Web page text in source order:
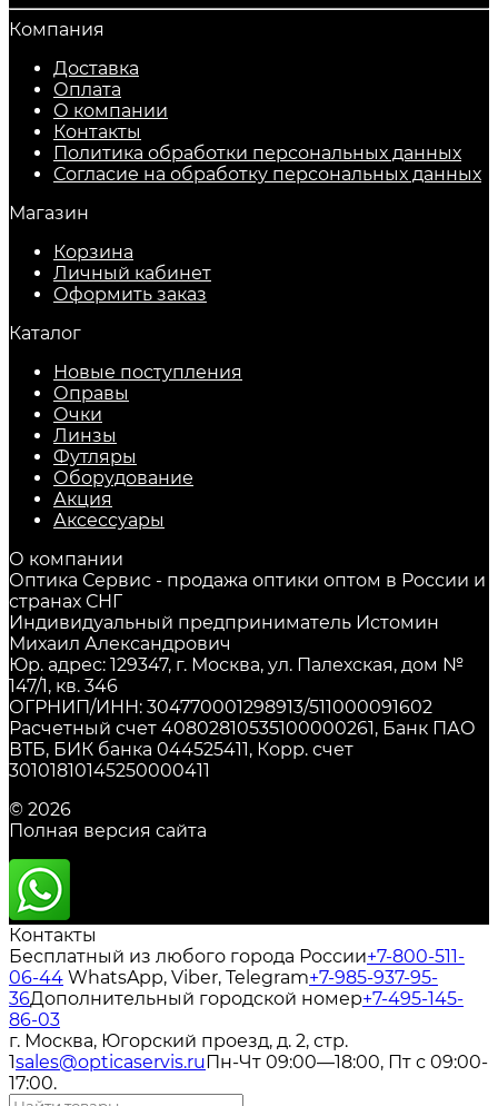
Компания
Доставка
Оплата
О компании
Контакты
Политика обработки персональных данных
Согласие на обработку персональных данных
Магазин
Корзина
Личный кабинет
Оформить заказ
Каталог
Новые поступления
Оправы
Очки
Линзы
Футляры
Оборудование
Акция
Аксессуары
О компании
Оптика Сервис - продажа оптики оптом в России и
странах СНГ
Индивидуальный предприниматель Истомин
Михаил Александрович
Юр. адрес: 129347, г. Москва, ул. Палехская, дом №
147/1, кв. 346
ОГРНИП/ИНН: 304770001298913/511000091602
Расчетный счет 40802810535100000261, Банк ПАО
ВТБ, БИК банка 044525411, Корр. счет
30101810145250000411
© 2026
Полная версия сайта
Контакты
Бесплатный из любого города России+7-800-511-
06-44 WhatsApp, Viber, Telegram+7-985-937-95-
36Дополнительный городской номер+7-495-145-
86-03
г. Москва, Югорский проезд, д. 2, стр.
1sales@opticaservis.ruПн-Чт 09:00—18:00, Пт с 09:00-
17:00.